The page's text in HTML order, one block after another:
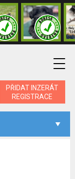
PŘIDAT INZERÁT
REGISTRACE